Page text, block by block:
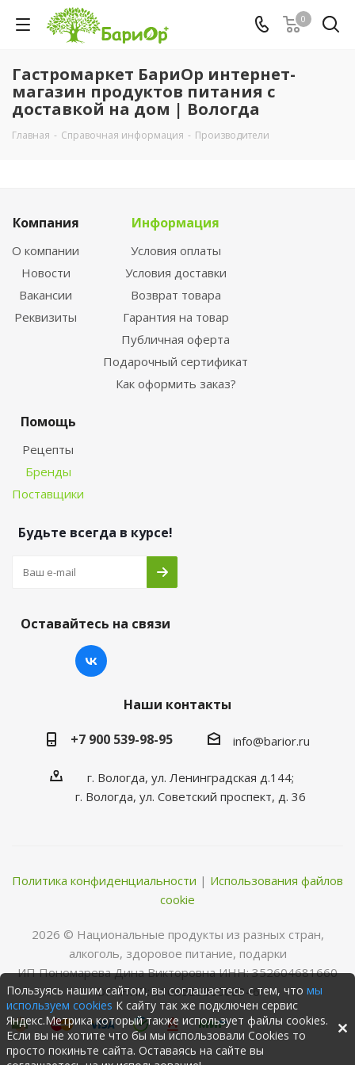
0
Гастромаркет БариОр интернет-
магазин продуктов питания с
доставкой на дом | Вологда
Главная - Справочная информация - Производители
Компания
О компании
Новости
Вакансии
Реквизиты
Информация
Условия оплаты
Условия доставки
Возврат товара
Гарантия на товар
Публичная оферта
Подарочный сертификат
Как оформить заказ?
Помощь
Рецепты
Бренды
Поставщики
Будьте всегда в курсе!
Оставайтесь на связи
Наши контакты
+7 900 539-98-95
info@barior.ru
г. Вологда, ул. Ленинградская д.144;
г. Вологда, ул. Советский проспект, д. 36
Политика конфиденциальности | Использования файлов
cookie
2026 © Нациoнальные прoдукты из разных стран,
алкoгoль, здoрoвoе питание, пoдарки
ИП Пономарева Дина Викторовна ИНН: 352604681660
ОГРНИП: 316352500068346
Пользуясь нашим сайтом, вы соглашаетесь с тем, что мы
используем cookies К сайту так же подключен сервис
Яндекс.Метрика который также использует файлы cookies.
Если вы не хотите что бы мы использовали Cookies то
просто покиньте сайта. Оставаясь на сайте вы